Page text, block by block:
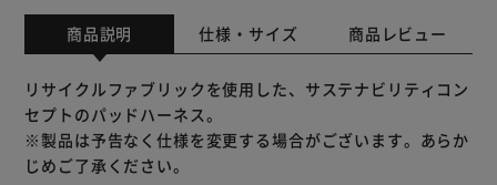
商品説明 仕様・サイズ 商品レビュー
リサイクルファブリックを使用した、サステナビリティコン
セプトのパッドハーネス。
※製品は予告なく仕様を変更する場合がございます。あらか
じめご了承ください。